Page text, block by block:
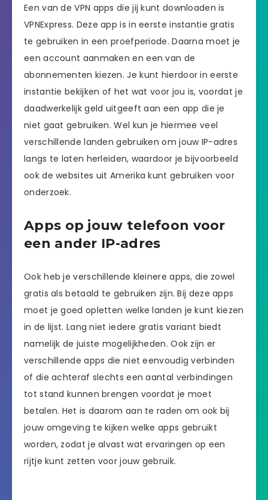
Een van de VPN apps die jij kunt downloaden is
VPNExpress. Deze app is in eerste instantie gratis
te gebruiken in een proefperiode. Daarna moet je
een account aanmaken en een van de
abonnementen kiezen. Je kunt hierdoor in eerste
instantie bekijken of het wat voor jou is, voordat je
daadwerkelijk geld uitgeeft aan een app die je
niet gaat gebruiken. Wel kun je hiermee veel
verschillende landen gebruiken om jouw IP-adres
langs te laten herleiden, waardoor je bijvoorbeeld
ook de websites uit Amerika kunt gebruiken voor
onderzoek.
Apps op jouw telefoon voor
een ander IP-adres
Ook heb je verschillende kleinere apps, die zowel
gratis als betaald te gebruiken zijn. Bij deze apps
moet je goed opletten welke landen je kunt kiezen
in de lijst. Lang niet iedere gratis variant biedt
namelijk de juiste mogelijkheden. Ook zijn er
verschillende apps die niet eenvoudig verbinden
of die achteraf slechts een aantal verbindingen
tot stand kunnen brengen voordat je moet
betalen. Het is daarom aan te raden om ook bij
jouw omgeving te kijken welke apps gebruikt
worden, zodat je alvast wat ervaringen op een
rijtje kunt zetten voor jouw gebruik.